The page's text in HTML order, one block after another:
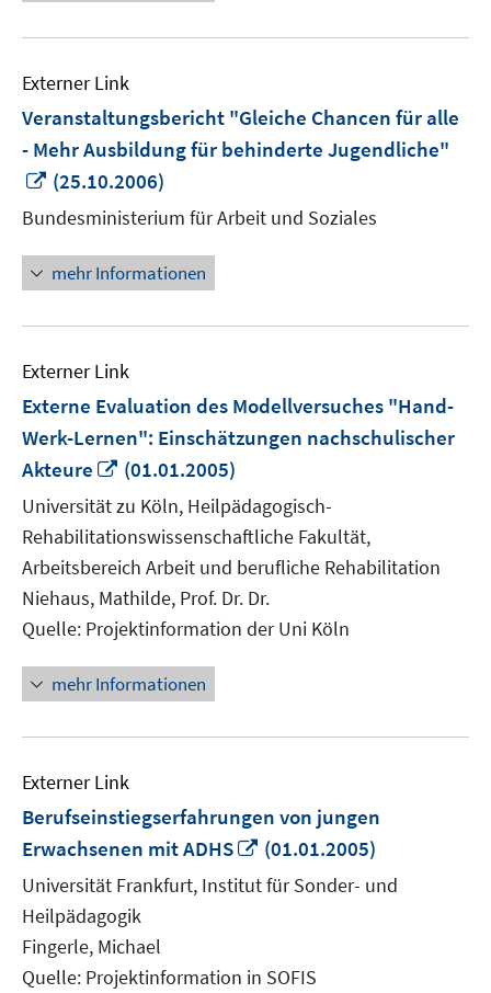
Externer Link
Veranstaltungsbericht "Gleiche Chancen für alle
- Mehr Ausbildung für behinderte Jugendliche"
In
neuem
Fenster
öffnen
(25.10.2006)
Bundesministerium für Arbeit und Soziales
mehr Informationen
Externer Link
Externe Evaluation des Modellversuches "Hand-
Werk-Lernen": Einschätzungen nachschulischer
Akteure
In
neuem
Fenster
öffnen
(01.01.2005)
Universität zu Köln, Heilpädagogisch-
Rehabilitationswissenschaftliche Fakultät,
Arbeitsbereich Arbeit und berufliche Rehabilitation
Niehaus, Mathilde, Prof. Dr. Dr.
Quelle: Projektinformation der Uni Köln
mehr Informationen
Externer Link
Berufseinstiegserfahrungen von jungen
Erwachsenen mit ADHS
In
neuem
Fenster
(01.01.2005)
Universität Frankfurt, Institut für Sonder- und
Heilpädagogik
Fingerle, Michael
Quelle: Projektinformation in SOFIS